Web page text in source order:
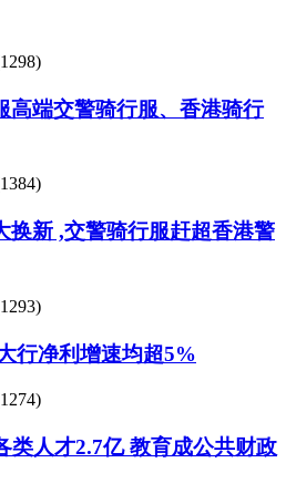
高端交警骑行服、香港骑行
换新 ,交警骑行服赶超香港警
行净利增速均超5%
类人才2.7亿 教育成公共财政